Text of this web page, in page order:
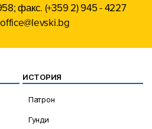
факс. (+359 2) 945 - 4227
ИСТОРИЯ
Патрон
Гунди